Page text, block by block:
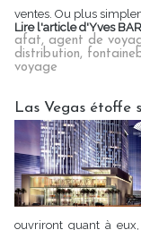
ventes. Ou plus
Lire l'article d'Yves
afat, agent de
distribution,
voyage
Las Vegas étoffe
ouvriront quant à